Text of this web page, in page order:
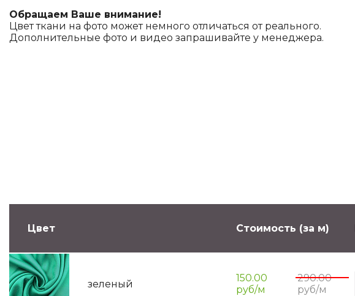
Обращаем Ваше внимание!
Цвет ткани на фото может немного отличаться от реального.
Дополнительные фото и видео запрашивайте у менеджера.
Цвет Стоимость (за м)
зеленый
150.00
руб/м
290.00
руб/м